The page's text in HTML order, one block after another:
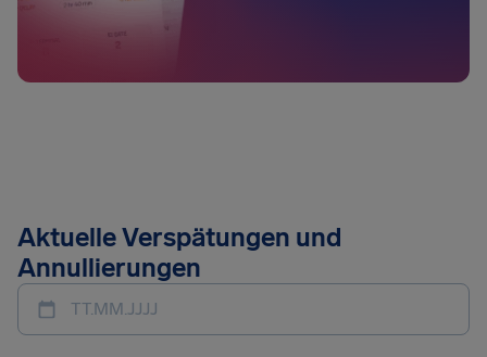
Aktuelle Verspätungen und
Annullierungen
TT.MM.JJJJ